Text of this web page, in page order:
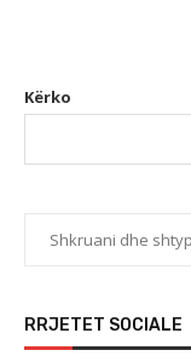
Kërko
RRJETET SOCIALE